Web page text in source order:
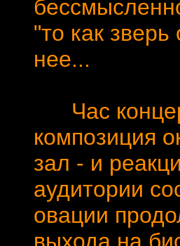
"то как зверь
нее...
Час
композиция
зал - и
аудитории
овации